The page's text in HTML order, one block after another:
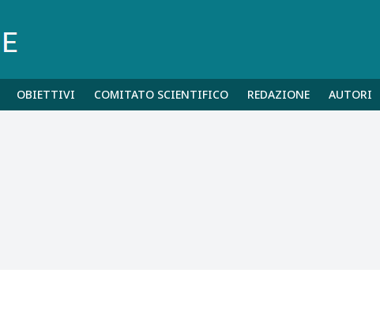
OBIETTIVI COMITATO SCIENTIFICO REDAZIONE AUTORI